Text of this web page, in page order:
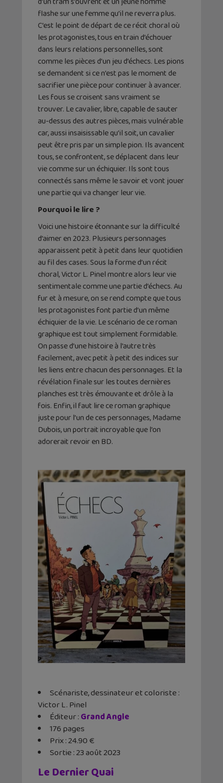
flashe sur une femme qu’il ne reverra plus.
C’est le point de départ de ce récit choral où
les protagonistes, tous en train d’échouer
dans leurs relations personnelles, sont
comme les pièces d’un jeu d’échecs. Les pions
se demandent si ce n’est pas le moment de
sacrifier une pièce pour continuer à avancer.
Les fous se croisent sans vraiment se
trouver. Le cavalier, libre, capable de sauter
au-dessus des autres pièces, mais vulnérable
car, aussi insaisissable qu’il soit, un cavalier
peut être pris par un simple pion. Ils avancent
tous, se confrontent, se déplacent dans leur
vie comme sur un échiquier. Ils sont tous
connectés sans même le savoir et vont jouer
une partie qui va changer leur vie.
Pourquoi le lire ?
Voici une histoire étonnante sur la difficulté
d’aimer en 2023. Plusieurs personnages
apparaissent petit à petit dans leur quotidien
au fil des cases. Sous la forme d’un récit
choral, Victor L. Pinel montre alors leur vie
sentimentale comme une partie d’échecs. Au
fur et à mesure, on se rend compte que tous
les protagonistes font partie d’un même
échiquier de la vie. Le scénario de ce roman
graphique est tout simplement formidable.
On passe d’une histoire à l’autre très
facilement, avec petit à petit des indices sur
les liens entre chacun des personnages. Et la
révélation finale sur les toutes dernières
planches est très émouvante et drôle à la
fois. Enfin, il faut lire ce roman graphique
juste pour l’un de ces personnages, Madame
Dubois, un portrait incroyable que l’on
adorerait revoir en BD.
Scénariste, dessinateur et coloriste :
Victor L. Pinel
Éditeur ‏:Grand Angle
176 pages
Prix : 24.90 €
Sortie : 23 août 2023
Le Dernier Quai